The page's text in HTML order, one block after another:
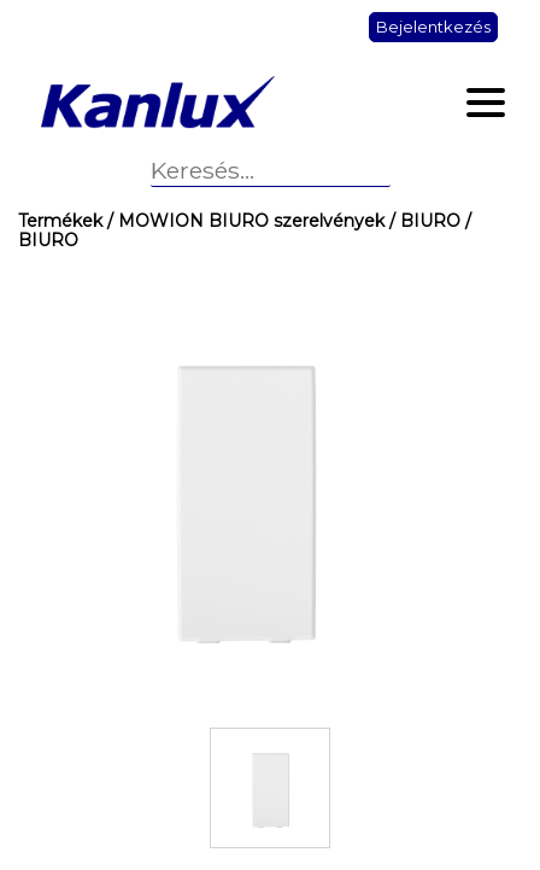
Bejelentkezés
Termékek/ MOWION BIURO szerelvények/ BIURO /
BIURO